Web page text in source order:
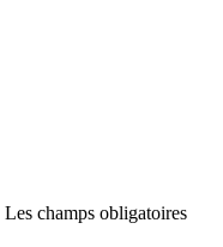
Les champs obligatoires